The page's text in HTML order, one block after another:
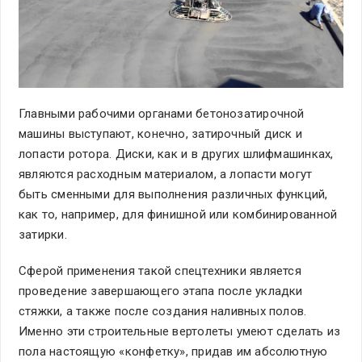
Главными рабочими органами бетонозатирочной
машины выступают, конечно, затирочный диск и
лопасти ротора. Диски, как и в других шлифмашинках,
являются расходным материалом, а лопасти могут
быть сменными для выполнения различных функций,
как то, например, для финишной или комбинированной
затирки.
Сферой применения такой спецтехники является
проведение завершающего этапа после укладки
стяжки, а также после создания наливных полов.
Именно эти строительные вертолеты умеют сделать из
пола настоящую «конфетку», придав им абсолютную